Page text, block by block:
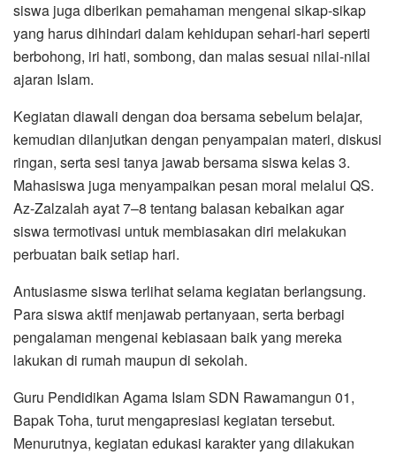
siswa juga diberikan pemahaman mengenai sikap-sikap
yang harus dihindari dalam kehidupan sehari-hari seperti
berbohong, iri hati, sombong, dan malas sesuai nilai-nilai
ajaran Islam.
Kegiatan diawali dengan doa bersama sebelum belajar,
kemudian dilanjutkan dengan penyampaian materi, diskusi
ringan, serta sesi tanya jawab bersama siswa kelas 3.
Mahasiswa juga menyampaikan pesan moral melalui QS.
Az-Zalzalah ayat 7–8 tentang balasan kebaikan agar
siswa termotivasi untuk membiasakan diri melakukan
perbuatan baik setiap hari.
Antusiasme siswa terlihat selama kegiatan berlangsung.
Para siswa aktif menjawab pertanyaan, serta berbagi
pengalaman mengenai kebiasaan baik yang mereka
lakukan di rumah maupun di sekolah.
Guru Pendidikan Agama Islam SDN Rawamangun 01,
Bapak Toha, turut mengapresiasi kegiatan tersebut.
Menurutnya, kegiatan edukasi karakter yang dilakukan